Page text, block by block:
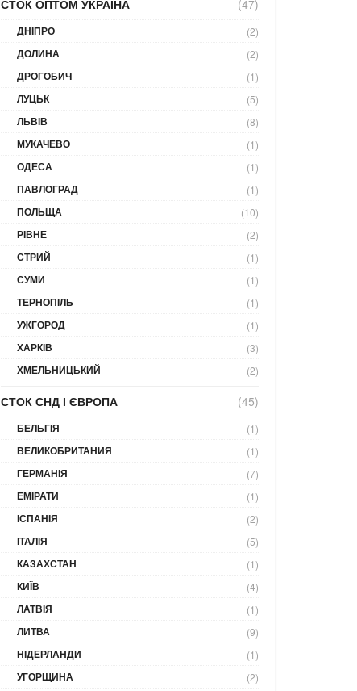
СТОК ОПТОМ УКРАЇНА (47)
ДНІПРО (2)
ДОЛИНА (2)
ДРОГОБИЧ (1)
ЛУЦЬК (5)
ЛЬВІВ (8)
МУКАЧЕВО (1)
ОДЕСА (1)
ПАВЛОГРАД (1)
ПОЛЬЩА (10)
РІВНЕ (2)
СТРИЙ (1)
СУМИ (1)
ТЕРНОПІЛЬ (1)
УЖГОРОД (1)
ХАРКІВ (3)
ХМЕЛЬНИЦЬКИЙ (2)
СТОК СНД І ЄВРОПА (45)
БЕЛЬГІЯ (1)
ВЕЛИКОБРИТАНИЯ (1)
ГЕРМАНІЯ (7)
ЕМІРАТИ (1)
ІСПАНІЯ (2)
ІТАЛІЯ (5)
КАЗАХСТАН (1)
КИЇВ (4)
ЛАТВІЯ (1)
ЛИТВА (9)
НІДЕРЛАНДИ (1)
УГОРЩИНА (2)